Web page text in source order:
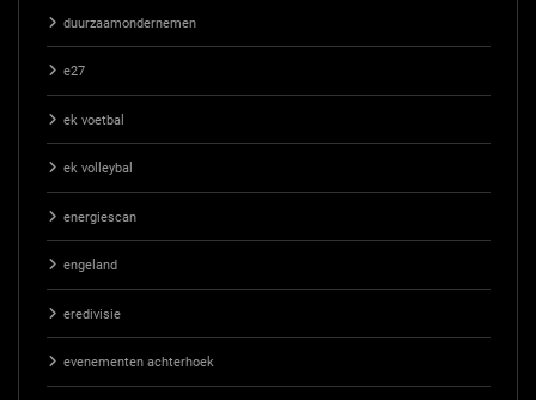
duurzaamondernemen
e27
ek voetbal
ek volleybal
energiescan
engeland
eredivisie
evenementen achterhoek